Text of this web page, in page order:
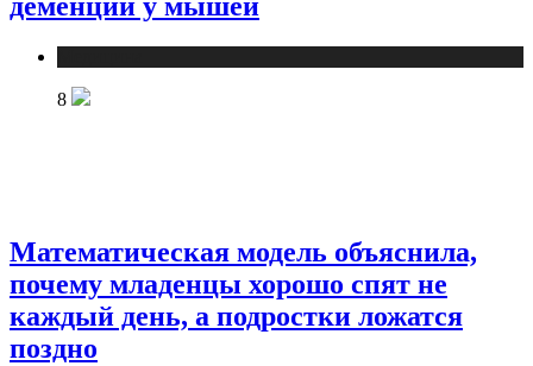
8
Математическая модель объяснила,
почему младенцы хорошо спят не
каждый день, а подростки ложатся
поздно